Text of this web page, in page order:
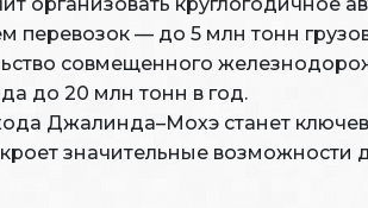
— до 5 млн тонн
совмещенного
до 20 млн тонн в год.
Джалинда–Мохэ станет
значительные возможности